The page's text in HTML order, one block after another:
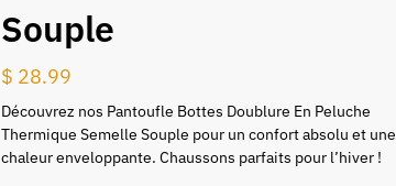
Souple
$ 28.99
Découvrez nos Pantoufle Bottes Doublure En Peluche
Thermique Semelle Souple pour un confort absolu et une
chaleur enveloppante. Chaussons parfaits pour l’hiver !